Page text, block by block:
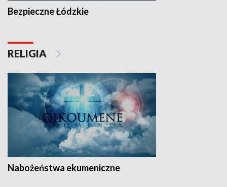
Bezpieczne Łódzkie
RELIGIA
Nabożeństwa ekumeniczne